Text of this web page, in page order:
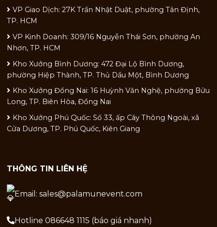
VP Giao Dịch: 27K Trần Nhật Duật, phường Tân Định,
TP. HCM
VP Kinh Doanh: 309/16 Nguyễn Thái Sơn, phường An
Nhơn, TP. HCM
Kho Xưởng Bình Dương: 472 Đại Lộ Bình Dương,
phường Hiệp Thành, TP. Thủ Dầu Một, Bình Dương
Kho Xưởng Đồng Nai: 16 Huỳnh Văn Nghệ, phường Bửu
Long, TP. Biên Hòa, Đồng Nai
Kho Xưởng Phú Quốc: Số 33, ấp Cây Thông Ngoài, xã
Cửa Dương, TP. Phú Quốc, Kiên Giang
THÔNG TIN LIÊN HỆ
Email: sales@palamunevent.com
Hotline 086648 1115 (báo giá nhanh)